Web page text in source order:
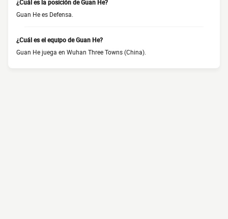
¿Cuál es la posición de Guan He?
Guan He es Defensa.
¿Cuál es el equipo de Guan He?
Guan He juega en Wuhan Three Towns (China).